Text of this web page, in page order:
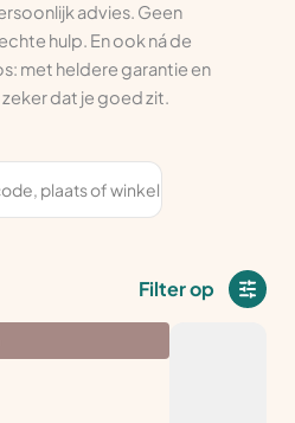
advies. Geen
hulp. En ook ná de
met heldere garantie en
dat je goed zit.
Filter op